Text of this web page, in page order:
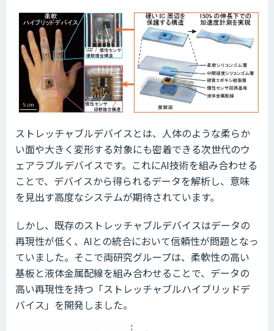
ストレッチャブルデバイスとは、人体のような柔らか
い面や大きく変形する対象にも密着できる次世代のウ
ェアラブルデバイスです。これにAI技術を組み合わせる
ことで、デバイスから得られるデータを解析し、意味
を見出す高度なシステムが期待されています。
しかし、既存のストレッチャブルデバイスはデータの
再現性が低く、AIとの統合において信頼性が問題となっ
ていました。そこで両研究グループは、柔軟性の高い
基板と液体金属配線を組み合わせることで、データの
高い再現性を持つ「ストレッチャブルハイブリッドデ
バイス」を開発しました。